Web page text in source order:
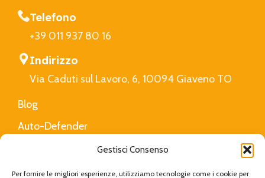
Gestisci Consenso
Per fornire le migliori esperienze, utilizziamo tecnologie come i cookie per
Telefono
+39 011 937 80 16
Indirizzo
Via Caduti sul Lavoro, 6, 10094 Giaveno TO
Blog
Auto-Defender
Privacy Policy